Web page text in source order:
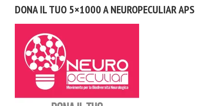
DONA IL TUO 5×1000 A NEUROPECULIAR APS